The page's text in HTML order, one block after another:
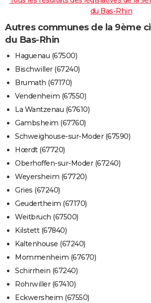
du Bas-Rhin
Autres communes de la 9ème
du Bas-Rhin
Haguenau (67500)
Bischwiller (67240)
Brumath (67170)
Vendenheim (67550)
La Wantzenau (67610)
Gambsheim (67760)
Schweighouse-sur-Moder (67590)
Hœrdt (67720)
Oberhoffen-sur-Moder (67240)
Weyersheim (67720)
Gries (67240)
Geudertheim (67170)
Weitbruch (67500)
Kilstett (67840)
Kaltenhouse (67240)
Mommenheim (67670)
Schirrhein (67240)
Rohrwiller (67410)
Eckwersheim (67550)